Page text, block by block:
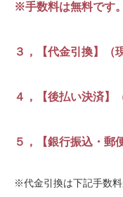
※手数料は無料です。
３，【代金引換】（
４，【後払い決済】
５，【銀行振込・郵
※代金引換は下記手数料